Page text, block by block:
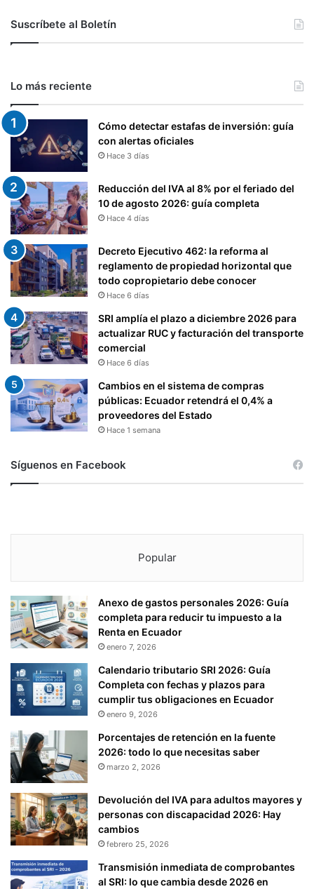
Suscríbete al Boletín
Lo más reciente
Cómo detectar estafas de inversión: guía
con alertas oficiales
Hace 3 días
Reducción del IVA al 8% por el feriado del
10 de agosto 2026: guía completa
Hace 4 días
Decreto Ejecutivo 462: la reforma al
reglamento de propiedad horizontal que
todo copropietario debe conocer
Hace 6 días
SRI amplía el plazo a diciembre 2026 para
actualizar RUC y facturación del transporte
comercial
Hace 6 días
Cambios en el sistema de compras
públicas: Ecuador retendrá el 0,4% a
proveedores del Estado
Hace 1 semana
Síguenos en Facebook
Popular
Anexo de gastos personales 2026: Guía
completa para reducir tu impuesto a la
Renta en Ecuador
enero 7, 2026
Calendario tributario SRI 2026: Guía
Completa con fechas y plazos para
cumplir tus obligaciones en Ecuador
enero 9, 2026
Porcentajes de retención en la fuente
2026: todo lo que necesitas saber
marzo 2, 2026
Devolución del IVA para adultos mayores y
personas con discapacidad 2026: Hay
cambios
febrero 25, 2026
Transmisión inmediata de comprobantes
al SRI: lo que cambia desde 2026 en